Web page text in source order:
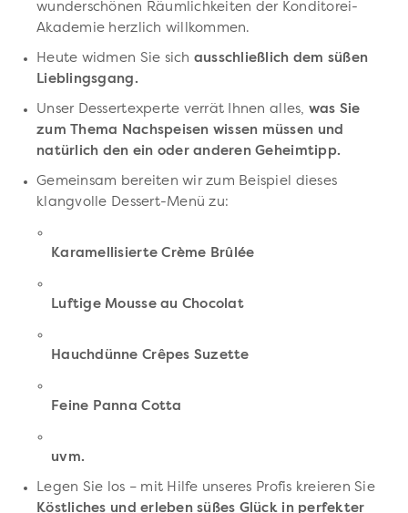
wunderschönen Räumlichkeiten der Konditorei-
Akademie herzlich willkommen.
Heute widmen Sie sich ausschließlich dem süßen
Lieblingsgang.
Unser Dessertexperte verrät Ihnen alles, was Sie
zum Thema Nachspeisen wissen müssen und
natürlich den ein oder anderen Geheimtipp.
Gemeinsam bereiten wir zum Beispiel dieses
klangvolle Dessert-Menü zu:
Karamellisierte Crème Brûlée
Luftige Mousse au Chocolat
Hauchdünne Crêpes Suzette
Feine Panna Cotta
uvm.
Legen Sie los – mit Hilfe unseres Profis kreieren Sie
Köstliches und erleben süßes Glück in perfekter